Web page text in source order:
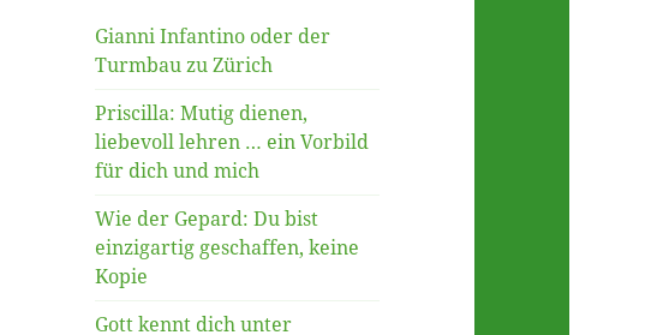
Gianni Infantino oder der
Turmbau zu Zürich
Priscilla: Mutig dienen,
liebevoll lehren … ein Vorbild
für dich und mich
Wie der Gepard: Du bist
einzigartig geschaffen, keine
Kopie
Gott kennt dich unter